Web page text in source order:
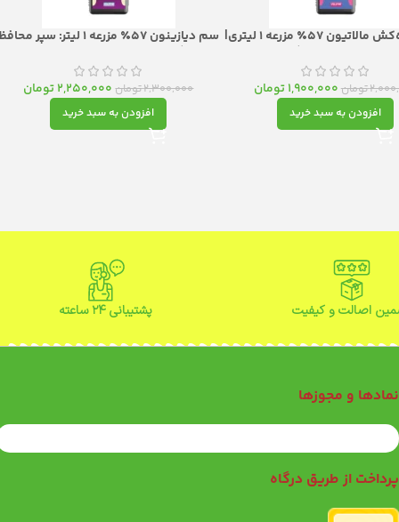
سم حشره‌کش مالاتیون ۵۷٪ مزرعه 1 لیتری|
آفات مکنده و جونده
تومان 1,900,000تومان
افزودن به سبد خرید
سم دیازینون ۵۷٪ مزرعه 1 لیتر: سپر
2,300,000تومان 2,250,000تومان
افزودن به سبد خرید
اصالت و کیفیت پشتیبانی ۲۴ ساعته
نمادها و مجوزها
پرداخت از طریق درگاه